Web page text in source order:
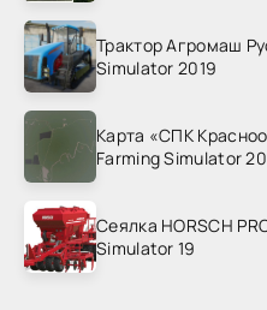
Трактор Агромаш
Simulator 2019
Карта «СПК
Farming Simulator
Сеялка HORSCH
Simulator 19